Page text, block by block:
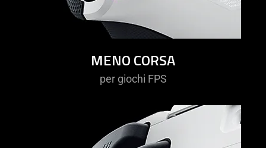
MENO CORSA
per giochi FPS